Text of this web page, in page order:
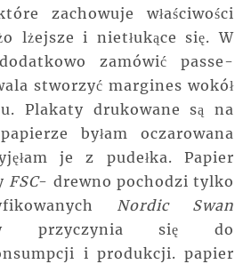
zachowuje właściwości
lżejsze i nietłukące się. W
zamówić passe-
stworzyć margines wokół
Plakaty drukowane są na
byłam oczarowana
je z pudełka. Papier
FSC- drewno pochodzi tylko
Nordic Swan
przyczynia się do
i produkcji. papier